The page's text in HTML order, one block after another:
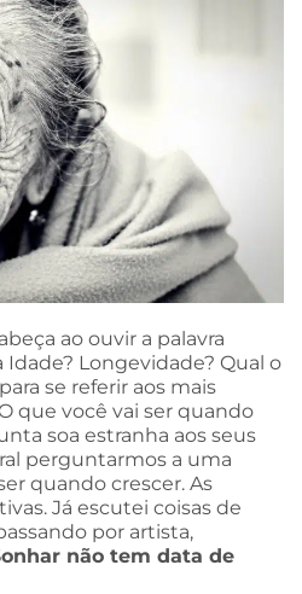
ao ouvir a palavra
Idade? Longevidade? Qual o
se referir aos mais
que você vai ser quando
soa estranha aos seus
perguntarmos a uma
quando crescer. As
Já escutei coisas de
por artista,
não tem data de